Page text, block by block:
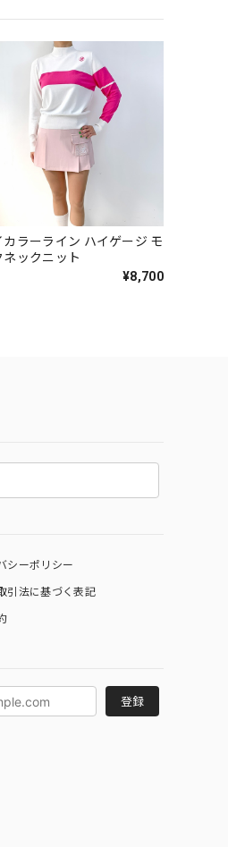
カラーライン ハイゲージ モ
ネックニット
¥8,700
シーポリシー
引法に基づく表記
登録